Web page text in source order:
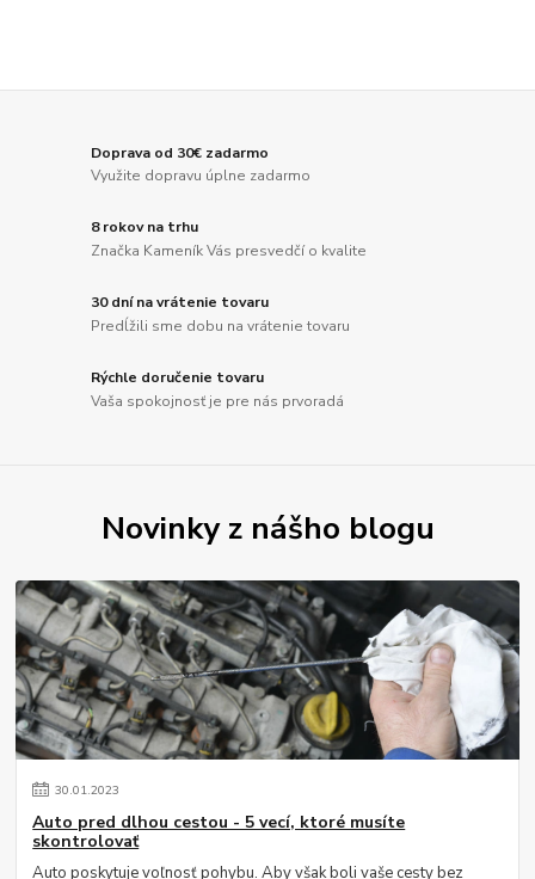
Doprava od 30€ zadarmo
Využite dopravu úplne zadarmo
8 rokov na trhu
Značka Kameník Vás presvedčí o kvalite
30 dní na vrátenie tovaru
Predĺžili sme dobu na vrátenie tovaru
Rýchle doručenie tovaru
Vaša spokojnosť je pre nás prvoradá
Novinky z nášho blogu
30.01.2023
Auto pred dlhou cestou - 5 vecí, ktoré musíte
skontrolovať
Auto poskytuje voľnosť pohybu. Aby však boli vaše cesty bez